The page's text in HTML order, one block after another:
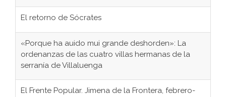
El retorno de Sócrates
«Porque ha auido mui grande deshorden»: La
ordenanzas de las cuatro villas hermanas de la
serranía de Villaluenga
El Frente Popular. Jimena de la Frontera, febrero-